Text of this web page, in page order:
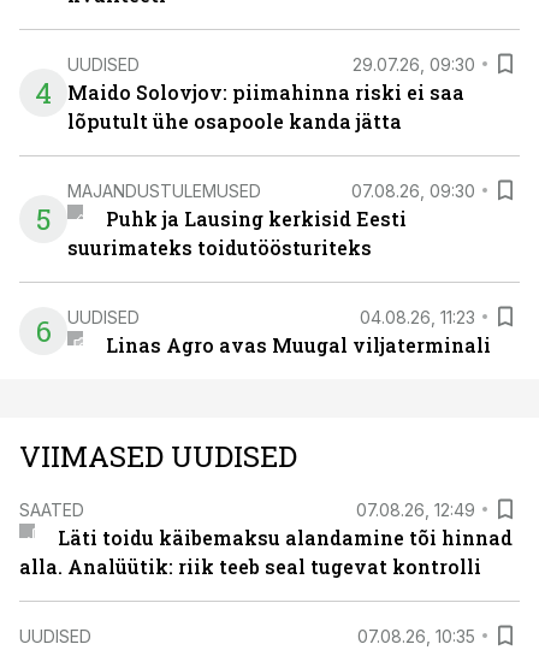
4
UUDISED 29.07.26, 09:30
Maido Solovjov: piimahinna riski ei saa
lõputult ühe osapoole kanda jätta
5
MAJANDUSTULEMUSED 07.08.26, 09:30
Puhk ja Lausing kerkisid Eesti
suurimateks toidutöösturiteks
6 UUDISED 04.08.26, 11:23
Linas Agro avas Muugal viljaterminali
VIIMASED UUDISED
SAATED 07.08.26, 12:49
Läti toidu käibemaksu alandamine tõi hinnad
alla. Analüütik: riik teeb seal tugevat kontrolli
UUDISED 07.08.26, 10:35